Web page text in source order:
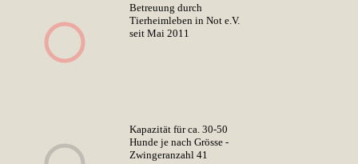
Betreuung durch
Tierheimleben in Not e.V.
seit Mai 2011
Kapazität für ca. 30-50
Hunde je nach Grösse -
Zwingeranzahl 41